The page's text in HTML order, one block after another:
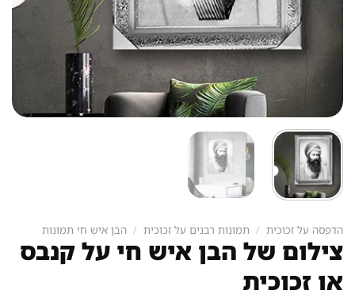
הדפסה על זכוכית / תמונות רבנים על זכוכית / הבן איש חי תמונות
צילום של הבן איש חי על קנבס
או זכוכית